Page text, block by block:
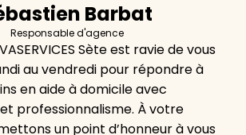
Barbat
Responsable d'agence
Sète est ravie de vous
au vendredi pour répondre à
en aide à domicile avec
professionnalisme. À votre
un point d’honneur à vous